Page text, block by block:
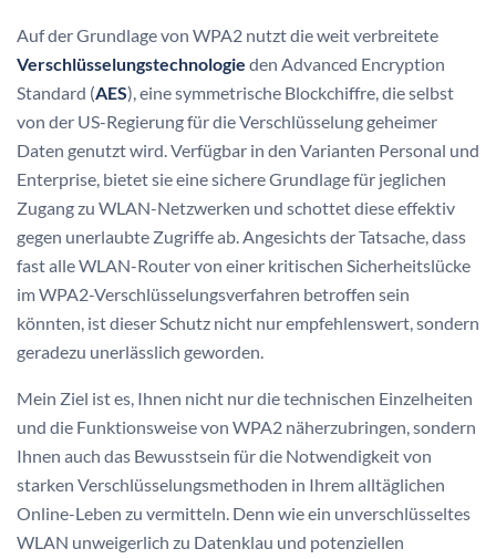
Auf der Grundlage von WPA2 nutzt die weit verbreitete
Verschlüsselungstechnologie den Advanced Encryption
Standard (AES), eine symmetrische Blockchiffre, die selbst
von der US-Regierung für die Verschlüsselung geheimer
Daten genutzt wird. Verfügbar in den Varianten Personal und
Enterprise, bietet sie eine sichere Grundlage für jeglichen
Zugang zu WLAN-Netzwerken und schottet diese effektiv
gegen unerlaubte Zugriffe ab. Angesichts der Tatsache, dass
fast alle WLAN-Router von einer kritischen Sicherheitslücke
im WPA2-Verschlüsselungsverfahren betroffen sein
könnten, ist dieser Schutz nicht nur empfehlenswert, sondern
geradezu unerlässlich geworden.
Mein Ziel ist es, Ihnen nicht nur die technischen Einzelheiten
und die Funktionsweise von WPA2 näherzubringen, sondern
Ihnen auch das Bewusstsein für die Notwendigkeit von
starken Verschlüsselungsmethoden in Ihrem alltäglichen
Online-Leben zu vermitteln. Denn wie ein unverschlüsseltes
WLAN unweigerlich zu Datenklau und potenziellen